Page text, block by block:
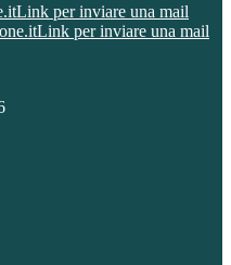
Link per inviare una mail
Link per inviare una mail